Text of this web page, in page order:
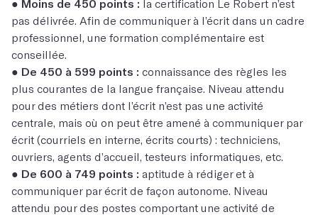
● Moins de 450 points : la certification Le Robert n’est
pas délivrée. Afin de communiquer à l’écrit dans un cadre
professionnel, une formation complémentaire est
conseillée.
● De 450 à 599 points : connaissance des règles les
plus courantes de la langue française. Niveau attendu
pour des métiers dont l’écrit n’est pas une activité
centrale, mais où on peut être amené à communiquer par
écrit (courriels en interne, écrits courts) : techniciens,
ouvriers, agents d’accueil, testeurs informatiques, etc.
● De 600 à 749 points : aptitude à rédiger et à
communiquer par écrit de façon autonome. Niveau
attendu pour des postes comportant une activité de